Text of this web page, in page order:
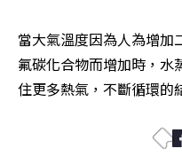
當大氣溫度因為人為增加
氟碳化合物而增加時，水
住更多熱氣，不斷循環的